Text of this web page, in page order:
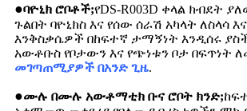
●ባዮኒክ ሮቦቶች;የDS-R003D ቀላል ክብደት
ጉልበት ባዮኒክስ እና የሰው ሰራሽ አካላት ለስላሳ
እንቅስቃሴዎች በከፍተኛ ታማኝነት እንዲሰሩ
አውቶቡስ የቦታውን እና የጭነቱን ቦታ በፍጥነት
መገጣጠሚያዎች በአንድ ጊዜ.
●ሙሉ በሙሉ አውቶማቲክ ቡና ሮቦት ክንድ;